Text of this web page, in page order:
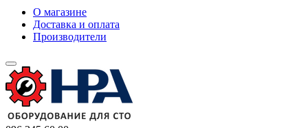
О магазине
Доставка и оплата
Производители